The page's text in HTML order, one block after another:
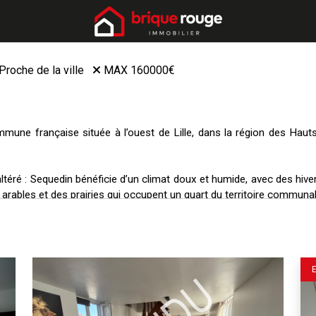
de la ville MAX 160000€
française située à l’ouest de Lille, dans la région des
: Sequedin bénéficie d’un climat doux et humide, avec des
et des prairies qui occupent un quart du territoire
conviviale : Sequedin compte plus de 4 800 habitants, dont
culturelles et sportives, comme la médiathèque, le centre